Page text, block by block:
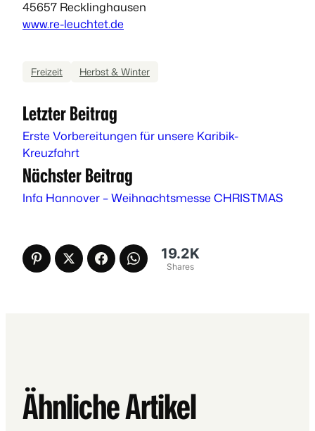
45657 Recklinghausen
www.re-leuchtet.de
Freizeit Herbst & Winter
Letzter Beitrag
Erste Vorbereitungen für unsere Karibik-
Kreuzfahrt
Nächster Beitrag
Infa Hannover – Weihnachtsmesse CHRISTMAS
19.2K
Shares
Ähnliche Artikel